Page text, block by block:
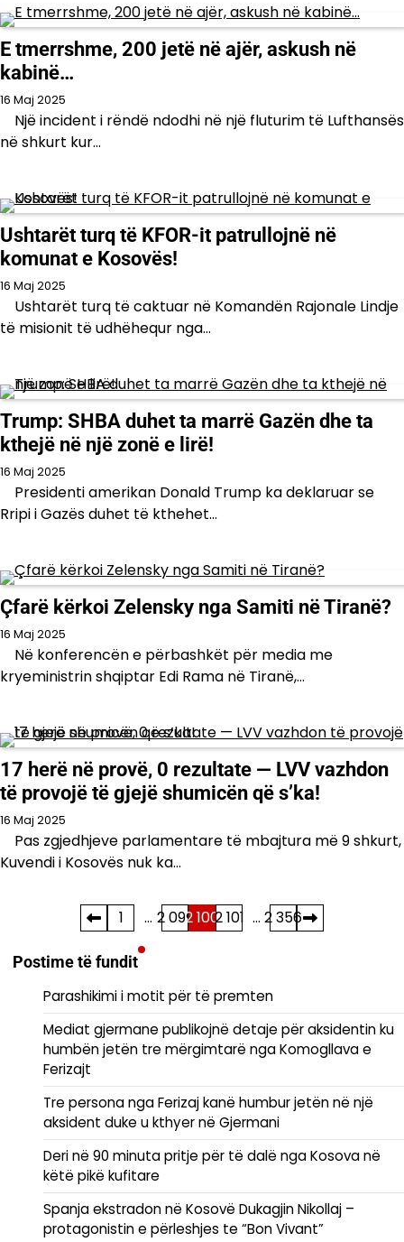
E tmerrshme, 200 jetë në ajër, askush në
kabinë…
16 Maj 2025
Një incident i rëndë ndodhi në një fluturim të Lufthansës
në shkurt kur…
Ushtarët turq të KFOR-it patrullojnë në
komunat e Kosovës!
16 Maj 2025
Ushtarët turq të caktuar në Komandën Rajonale Lindje
të misionit të udhëhequr nga…
Trump: SHBA duhet ta marrë Gazën dhe ta
kthejë në një zonë e lirë!
16 Maj 2025
Presidenti amerikan Donald Trump ka deklaruar se
Rripi i Gazës duhet të kthehet…
Çfarë kërkoi Zelensky nga Samiti në Tiranë?
16 Maj 2025
Në konferencën e përbashkët për media me
kryeministrin shqiptar Edi Rama në Tiranë,…
17 herë në provë, 0 rezultate — LVV vazhdon
të provojë të gjejë shumicën që s’ka!
16 Maj 2025
Pas zgjedhjeve parlamentare të mbajtura më 9 shkurt,
Kuvendi i Kosovës nuk ka…
postimesh
1 … 2 0992 1002 101 … 2 356
Postime të fundit
Parashikimi i motit për të premten
Mediat gjermane publikojnë detaje për aksidentin ku
humbën jetën tre mërgimtarë nga Komogllava e
Ferizajt
Tre persona nga Ferizaj kanë humbur jetën në një
aksident duke u kthyer në Gjermani
Deri në 90 minuta pritje për të dalë nga Kosova në
këtë pikë kufitare
Spanja ekstradon në Kosovë Dukagjin Nikollaj –
protagonistin e përleshjes te “Bon Vivant”